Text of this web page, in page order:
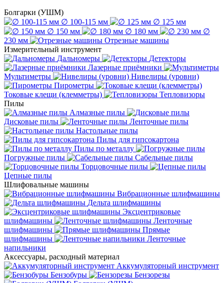
Болгарки (УШМ)
∅ 100-115 мм
∅ 125 мм
∅ 150 мм
∅ 180 мм
∅
230 мм
Отрезные машины
Измерительный инструмент
Дальномеры
Детекторы
Лазерные приёмники
Мультиметры
Нивелиры (уровни)
Пирометры
Токовые клещи (клемметры)
Тепловизоры
Пилы
Алмазные пилы
Дисковые пилы
Ленточные пилы
Настольные пилы
Пилы для гипсокартона
Пилы по металлу
Погружные пилы
Сабельные пилы
Торцовочные пилы
Цепные пилы
Шлифовальные машины
Вибрационные шлифмашины
Дельта шлифмашины
Эксцентриковые
шлифмашины
Ленточные
шлифмашины
Прямые
шлифмашины
Ленточные
напильники
Аксессуары, расходный материал
Аккумуляторный инструмент
Бензобуры
Бензорезы